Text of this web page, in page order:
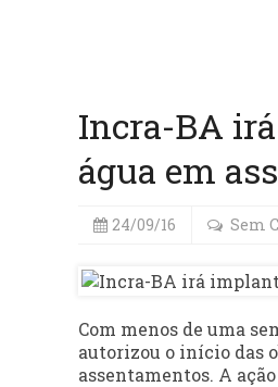
Incra-BA
água em
24/09/16 Sem
Com menos de uma
autorizou o início das
assentamentos. A